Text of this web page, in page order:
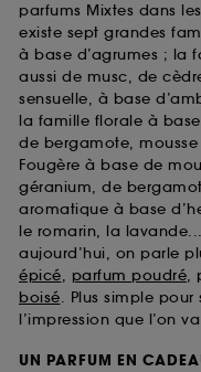
parfums Mixtes dans
existe sept grandes
à base d’agrumes ; la
aussi de musc, de
sensuelle, à base
la famille florale à
de bergamote,
Fougère à base de
géranium, de
aromatique à base
le romarin, la
aujourd’hui, on parle
épicé, parfum poudré,
boisé. Plus simple
l’impression que l’on
UN PARFUM EN